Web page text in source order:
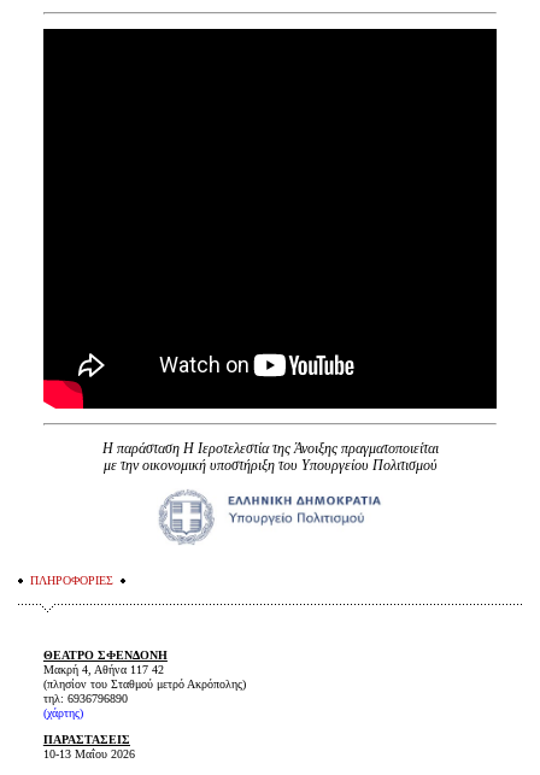
Η παράσταση Η Ιεροτελεστία της Άνοιξης πραγματοποιείται
με την οικονομική υποστήριξη του Υπουργείου Πολιτισμού
ΠΛΗΡΟΦΟΡΙΕΣ
ΘΕΑΤΡΟ ΣΦΕΝΔΟΝΗ
Μακρή 4, Αθήνα 117 42
(πλησίον του Σταθμού μετρό Ακρόπολης)
τηλ: 6936796890
(χάρτης)
ΠΑΡΑΣΤΑΣΕΙΣ
10-13 Μαΐου 2026